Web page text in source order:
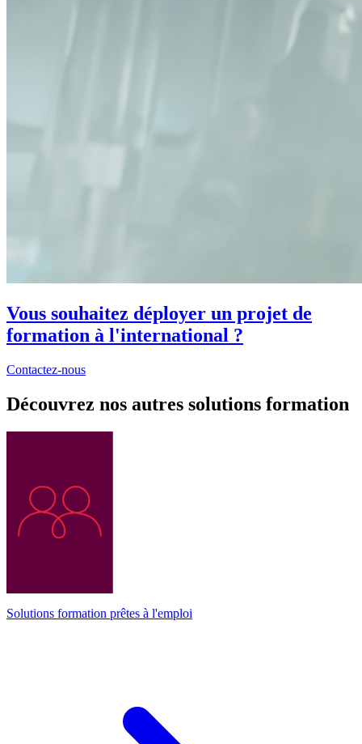
Vous souhaitez déployer un projet de
formation à l'international ?
Contactez-nous
Découvrez nos autres solutions formation
Solutions formation prêtes à l'emploi